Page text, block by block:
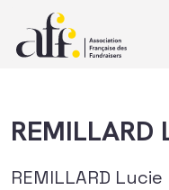
REMILLARD
REMILLARD Lucie